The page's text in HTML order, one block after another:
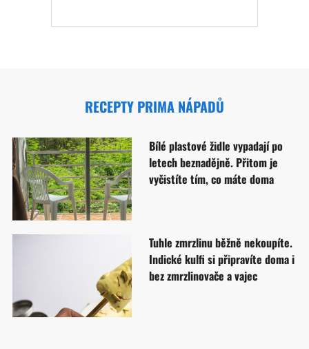
RECEPTY PRIMA NÁPADŮ
Bílé plastové židle vypadají po
letech beznadějně. Přitom je
vyčistíte tím, co máte doma
Tuhle zmrzlinu běžně nekoupíte.
Indické kulfi si připravíte doma i
bez zmrzlinovače a vajec